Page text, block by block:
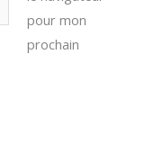
pour mon
prochain